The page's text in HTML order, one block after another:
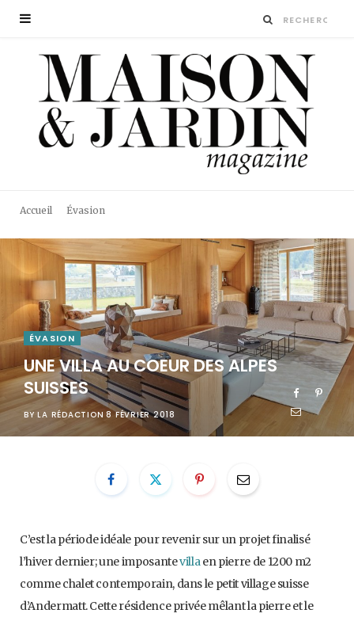
Accueil Évasion
ÉVASION
UNE VILLA AU COEUR DES ALPES
SUISSES
BY LA RÉDACTION 8 FÉVRIER 2018
C’est la période idéale pour revenir sur un projet finalisé
l’hiver dernier; une imposantevillaen pierre de 1200 m2
comme chalet contemporain, dans le petit village suisse
d’Andermatt. Cette résidence privée mêlant la pierre et le